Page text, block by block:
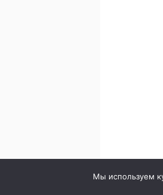
Мы используем